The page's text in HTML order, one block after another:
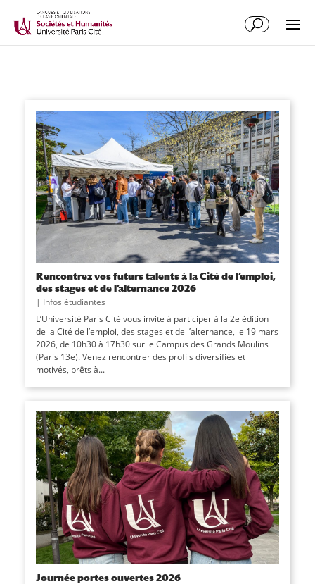
Rencontrez vos futurs talents à la Cité de l’emploi,
des stages et de l’alternance 2026
| Infos étudiantes
L’Université Paris Cité vous invite à participer à la 2e édition
de la Cité de l’emploi, des stages et de l’alternance, le 19 mars
2026, de 10h30 à 17h30 sur le Campus des Grands Moulins
(Paris 13e). Venez rencontrer des profils diversifiés et
motivés, prêts à...
Journée portes ouvertes 2026